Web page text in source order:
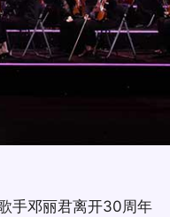
手邓丽君离开30周年